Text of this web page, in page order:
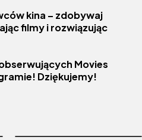
kina – zdobywaj
filmy i rozwiązując
Movies
Dziękujemy!